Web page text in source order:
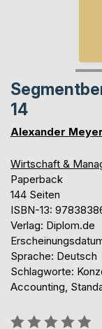
14
Alexander Meyer
Wirtschaft &
Paperback
144 Seiten
ISBN-13:
Verlag: Diplom.de
Sprache: Deutsch
Schlagworte:
Accounting,
Bewertung::